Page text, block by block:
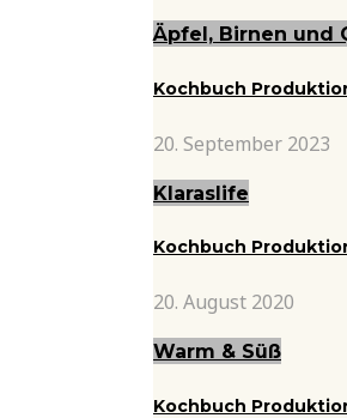
Äpfel, Birnen und
Kochbuch
20. September 2023
Klaraslife
Kochbuch
20. August 2020
Warm & Süß
Kochbuch